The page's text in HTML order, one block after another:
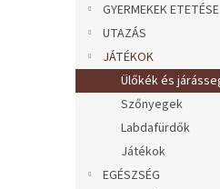
GYERMEKEK ETETÉSE
UTAZÁS
JÁTÉKOK
Ülőkék és
Szőnyegek
Labdafürdők
Játékok
EGÉSZSÉG